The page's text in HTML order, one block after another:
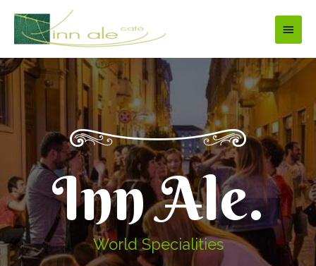
contenuto
Inn Ale.
World Specialities